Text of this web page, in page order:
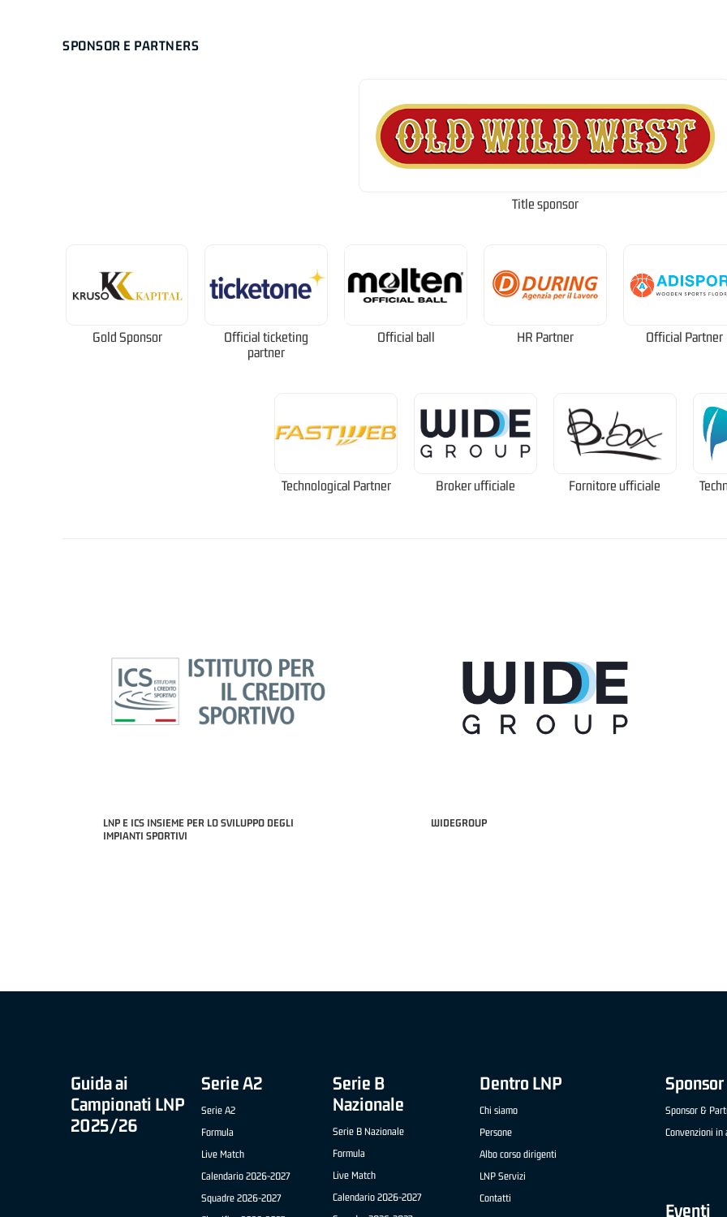
SPONSOR E PARTNERS
Title sponsor
Gold Sponsor
Official ticketing
partner
Official ball HR Partner Official Partner
Technological Partner Broker ufficiale Fornitore ufficiale
LNP E ICS INSIEME PER LO SVILUPPO DEGLI
IMPIANTI SPORTIVI
WIDEGROUP
Guida ai
Campionati LNP
2025/26
Serie A2
Serie A2
Formula
Live Match
Calendario 2026-2027
Squadre 2026-2027
Serie B
Nazionale
Serie B Nazionale
Formula
Live Match
Calendario 2026-2027
Dentro LNP
Chi siamo
Persone
Albo corso dirigenti
LNP Servizi
Contatti
Sponsor &
Convenzioni in
Eventi